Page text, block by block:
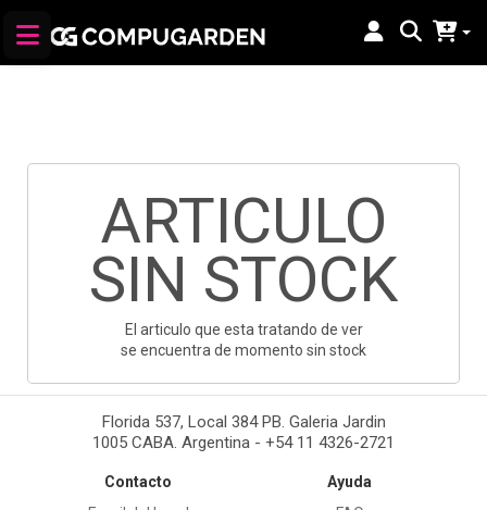
ARTICULO
SIN STOCK
El articulo que esta tratando de ver
se encuentra de momento sin stock
Florida 537, Local 384 PB. Galeria Jardin
1005 CABA. Argentina - +54 11 4326-2721
Contacto
Ayuda